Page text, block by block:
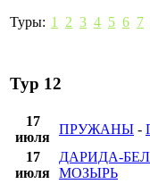
Туры: 1 2 3 4 5 6 7
Тур 12
17
июля
ПРУЖАНЫ -
17
июля
ДАРИДА-
МОЗЫРЬ